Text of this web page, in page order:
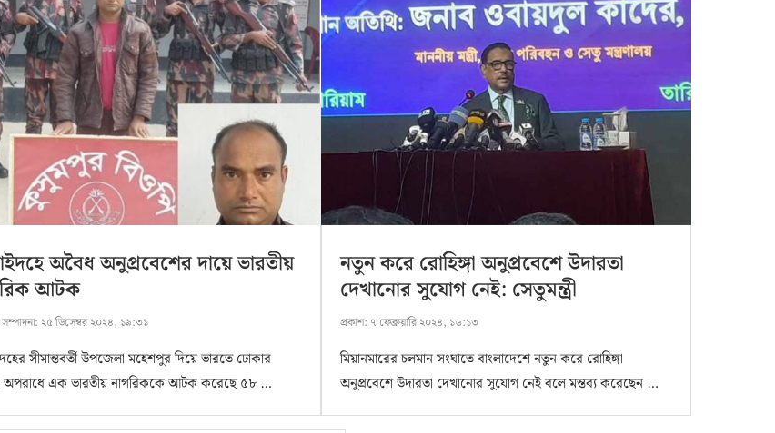
অবৈধ অনুপ্রবেশের দায়ে ভারতীয়
আটক
২৫ ডিসেম্বর ২০২৪, ১৯:৩১
সীমান্তবর্তী উপজেলা মহেশপুর দিয়ে ভারতে ঢোকার
অপরাধে এক ভারতীয় নাগরিককে আটক করেছে ৫৮ …
নতুন করে রোহিঙ্গা অনুপ্রবেশে উদারতা
দেখানোর সুযোগ নেই: সেতুমন্ত্রী
প্রকাশ: ৭ ফেব্রুয়ারি ২০২৪, ১৬:১৩
মিয়ানমারের চলমান সংঘাতে বাংলাদেশে নতুন করে রোহিঙ্গা
অনুপ্রবেশে উদারতা দেখানোর সুযোগ নেই বলে মন্তব্য করেছেন …